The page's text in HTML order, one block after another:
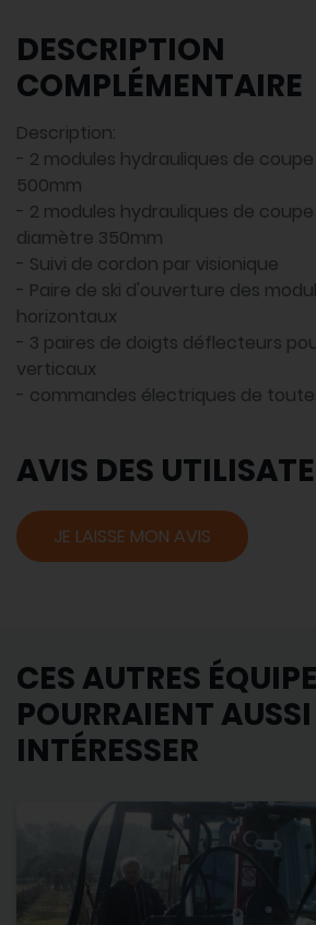
DESCRIPTION
COMPLÉMENTAIRE
Description:
- 2 modules hydrauliques de
500mm
- 2 modules hydrauliques de
diamètre 350mm
- Suivi de cordon par visionique
- Paire de ski d'ouverture des
horizontaux
- 3 paires de doigts déflecteurs
verticaux
- commandes électriques de
AVIS DES
JE LAISSE MON AVIS
CES AUTRES
POURRAIENT
INTÉRESSER